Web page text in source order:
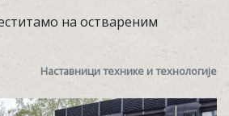
на оствареним
Наставници технике и технологије